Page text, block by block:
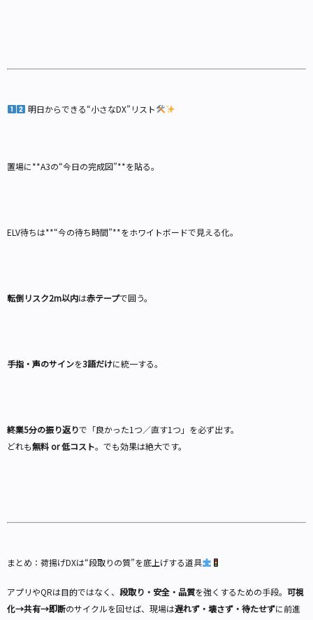
明日からできる“小さなDX”リスト
置場に**A3の“今日の完成図”**を貼る。
ELV待ちは**“今の待ち時間”**をホワイトボードで見える化。
転倒リスク2m以内は赤テープで囲う。
手指・声のサインを3語だけに統一する。
終業5分の振り返りで「良かった1つ／直す1つ」を必ず出す。
どれも無料 or 低コスト。でも効果は絶大です。
まとめ：荷揚げDXは“段取りの質”を底上げする道具
アプリやQRは目的ではなく、 段取り・安全・品質を強くするための手段。 可視
化→共有→即断のサイクルを回せば、現場は遅れず・壊さず・待たせずに前進